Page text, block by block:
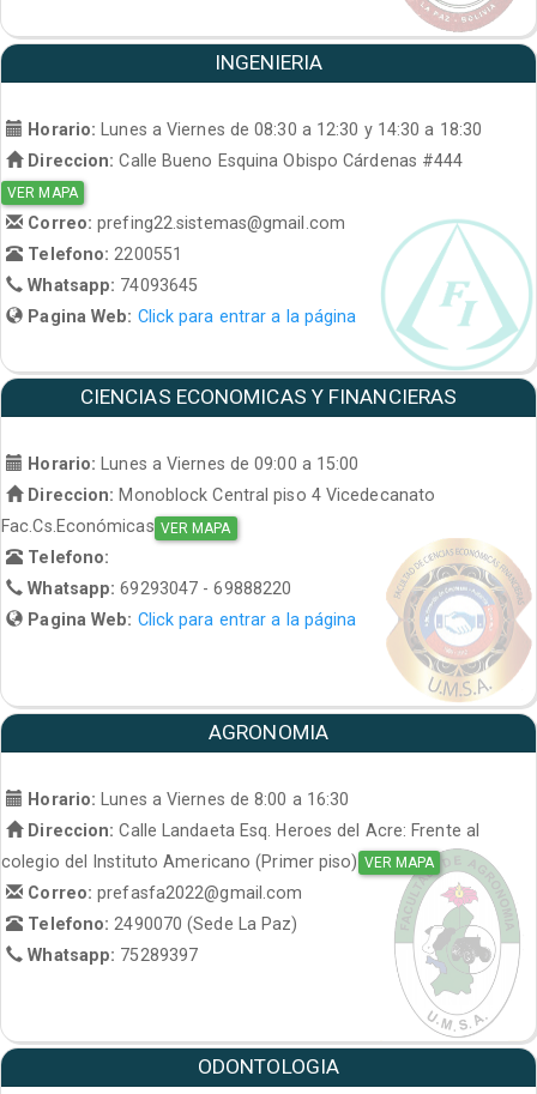
INGENIERIA
Horario:
Lunes a Viernes de 08:30 a 12:30 y 14:30 a 18:30
Direccion: Calle Bueno Esquina Obispo Cárdenas #444
VER MAPA
Correo:prefing22.sistemas@gmail.com
Telefono: 2200551
Whatsapp: 74093645
Pagina Web: Click para entrar a la página
CIENCIAS ECONOMICAS Y FINANCIERAS
Horario: Lunes a Viernes de 09:00 a 15:00
Direccion: Monoblock Central piso 4 Vicedecanato
Fac.Cs.Económicas VER MAPA
Telefono:
Whatsapp:69293047 - 69888220
Pagina Web: Click para entrar a la página
AGRONOMIA
Horario:
Lunes a Viernes de 8:00 a 16:30
Direccion: Calle Landaeta Esq. Heroes del Acre: Frente al
colegio del Instituto Americano (Primer piso) VER MAPA
Correo:prefasfa2022@gmail.com
Telefono: 2490070 (Sede La Paz)
Whatsapp: 75289397
ODONTOLOGIA